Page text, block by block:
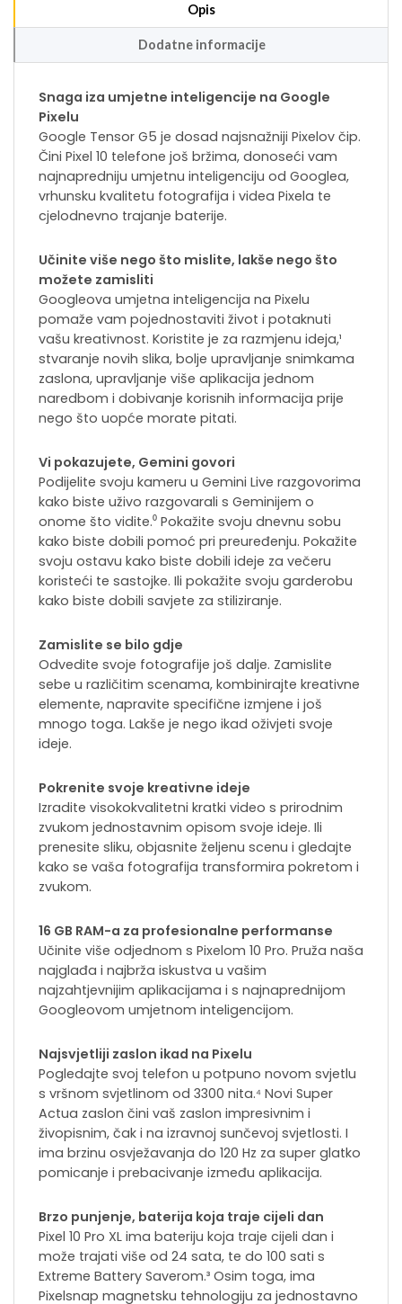
Opis
Dodatne informacije
Snaga iza umjetne inteligencije na Google
Pixelu
Google Tensor G5 je dosad najsnažniji Pixelov čip.
Čini Pixel 10 telefone još bržima, donoseći vam
najnapredniju umjetnu inteligenciju od Googlea,
vrhunsku kvalitetu fotografija i videa Pixela te
cjelodnevno trajanje baterije.
Učinite više nego što mislite, lakše nego što
možete zamisliti
Googleova umjetna inteligencija na Pixelu
pomaže vam pojednostaviti život i potaknuti
vašu kreativnost. Koristite je za razmjenu ideja,¹
stvaranje novih slika, bolje upravljanje snimkama
zaslona, ​​upravljanje više aplikacija jednom
naredbom i dobivanje korisnih informacija prije
nego što uopće morate pitati.
Vi pokazujete, Gemini govori
Podijelite svoju kameru u Gemini Live razgovorima
kako biste uživo razgovarali s Geminijem o
onome što vidite.⁰ Pokažite svoju dnevnu sobu
kako biste dobili pomoć pri preuređenju. Pokažite
svoju ostavu kako biste dobili ideje za večeru
koristeći te sastojke. Ili pokažite svoju garderobu
kako biste dobili savjete za stiliziranje.
Zamislite se bilo gdje
Odvedite svoje fotografije još dalje. Zamislite
sebe u različitim scenama, kombinirajte kreativne
elemente, napravite specifične izmjene i još
mnogo toga. Lakše je nego ikad oživjeti svoje
ideje.
Pokrenite svoje kreativne ideje
Izradite visokokvalitetni kratki video s prirodnim
zvukom jednostavnim opisom svoje ideje. Ili
prenesite sliku, objasnite željenu scenu i gledajte
kako se vaša fotografija transformira pokretom i
zvukom.
16 GB RAM-a za profesionalne performanse
Učinite više odjednom s Pixelom 10 Pro. Pruža naša
najglađa i najbrža iskustva u vašim
najzahtjevnijim aplikacijama i s najnaprednijom
Googleovom umjetnom inteligencijom.
Najsvjetliji zaslon ikad na Pixelu
Pogledajte svoj telefon u potpuno novom svjetlu
s vršnom svjetlinom od 3300 nita.⁴ Novi Super
Actua zaslon čini vaš zaslon impresivnim i
živopisnim, čak i na izravnoj sunčevoj svjetlosti. I
ima brzinu osvježavanja do 120 Hz za super glatko
pomicanje i prebacivanje između aplikacija.
Brzo punjenje, baterija koja traje cijeli dan
Pixel 10 Pro XL ima bateriju koja traje cijeli dan i
može trajati više od 24 sata, te do 100 sati s
Extreme Battery Saverom.³ Osim toga, ima
Pixelsnap magnetsku tehnologiju za jednostavno